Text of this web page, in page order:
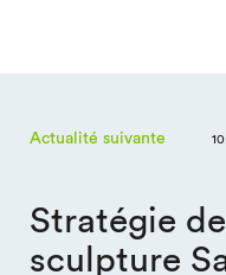
Actualité suivante
Stratégie
sculpture